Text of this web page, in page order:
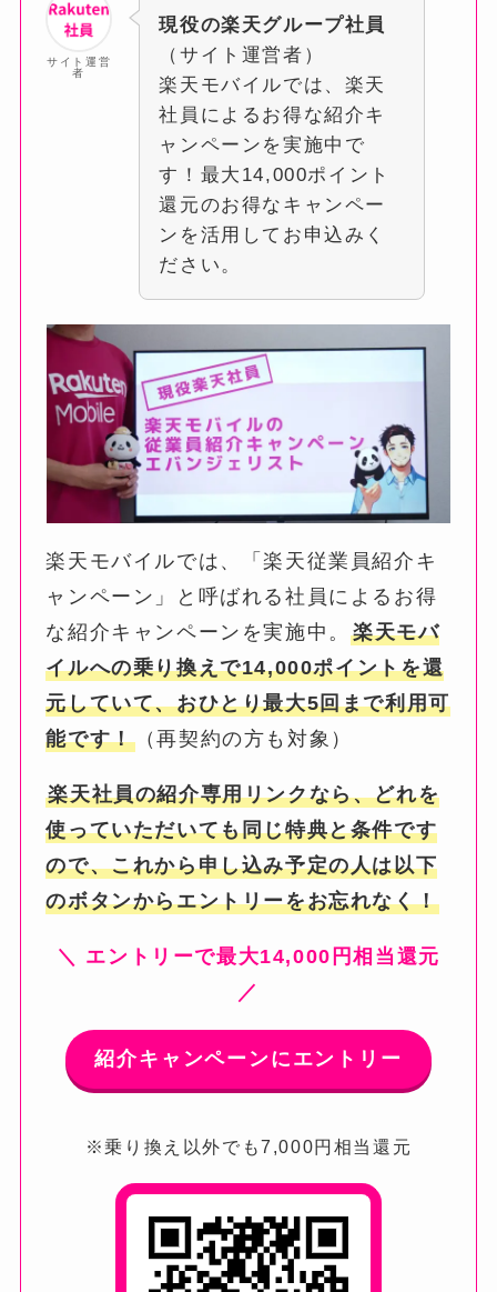
サイト運営
者
現役の楽天グループ社員
（サイト運営者）
楽天モバイルでは、楽天
社員によるお得な紹介キ
ャンペーンを実施中で
す！最大14,000ポイント
還元のお得なキャンペー
ンを活用してお申込みく
ださい。
楽天モバイルでは、「楽天従業員紹介キ
ャンペーン」と呼ばれる社員によるお得
な紹介キャンペーンを実施中。 楽天モバ
イルへの乗り換えで14,000ポイントを還
元していて、おひとり最大5回まで利用可
能です！（再契約の方も対象）
楽天社員の紹介専用リンクなら、どれを
使っていただいても同じ特典と条件です
ので、これから申し込み予定の人は以下
のボタンからエントリーをお忘れなく！
＼ エントリーで最大14,000円相当還元
／
紹介キャンペーンにエントリー
※乗り換え以外でも7,000円相当還元